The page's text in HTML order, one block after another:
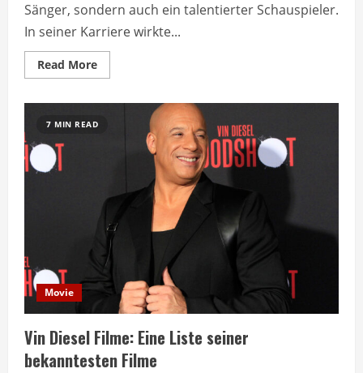
Sänger, sondern auch ein talentierter Schauspieler.
In seiner Karriere wirkte...
Read MoreRead
more
Filme:
Eine
Übersicht
des
King
Rock
and
Roll
7 MIN READ
Movie
Vin Diesel Filme: Eine Liste seiner
bekanntesten Filme